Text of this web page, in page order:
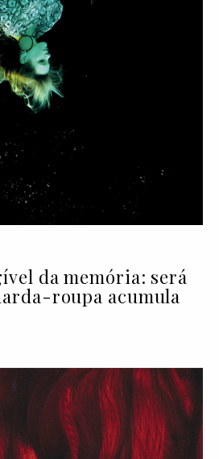
da memória: será
roupa acumula